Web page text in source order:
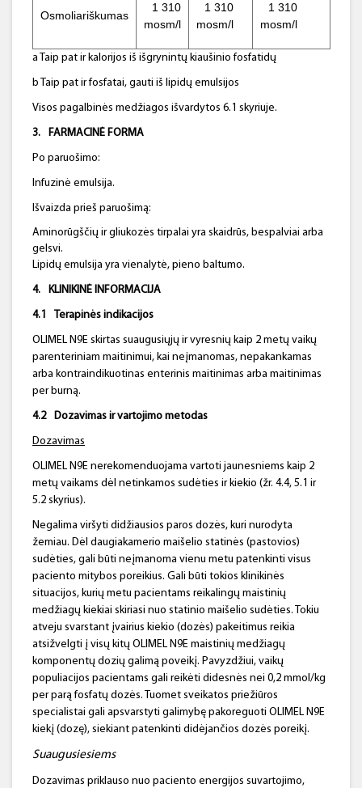
Osmoliariškumas
1 310
mosm/l
1 310
mosm/l
1 310
mosm/l
a Taip pat ir kalorijos iš išgrynintų kiaušinio fosfatidų
b Taip pat ir fosfatai, gauti iš lipidų emulsijos
Visos pagalbinės medžiagos išvardytos 6.1 skyriuje.
3. FARMACINĖ FORMA
Po paruošimo:
Infuzinė emulsija.
Išvaizda prieš paruošimą:
Aminorūgščių ir gliukozės tirpalai yra skaidrūs, bespalviai arba
gelsvi.
Lipidų emulsija yra vienalytė, pieno baltumo.
4. KLINIKINĖ INFORMACIJA
4.1 Terapinės indikacijos
OLIMEL N9E skirtas suaugusiųjų ir vyresnių kaip 2 metų vaikų
parenteriniam maitinimui, kai neįmanomas, nepakankamas
arba kontraindikuotinas enterinis maitinimas arba maitinimas
per burną.
4.2 Dozavimas ir vartojimo metodas
Dozavimas
OLIMEL N9E nerekomenduojama vartoti jaunesniems kaip 2
metų vaikams dėl netinkamos sudėties ir kiekio (žr. 4.4, 5.1 ir
5.2 skyrius).
Negalima viršyti didžiausios paros dozės, kuri nurodyta
žemiau. Dėl daugiakamerio maišelio statinės (pastovios)
sudėties, gali būti neįmanoma vienu metu patenkinti visus
paciento mitybos poreikius. Gali būti tokios klinikinės
situacijos, kurių metu pacientams reikalingų maistinių
medžiagų kiekiai skiriasi nuo statinio maišelio sudėties. Tokiu
atveju svarstant įvairius kiekio (dozės) pakeitimus reikia
atsižvelgti į visų kitų OLIMEL N9E maistinių medžiagų
komponentų dozių galimą poveikį. Pavyzdžiui, vaikų
populiacijos pacientams gali reikėti didesnės nei 0,2 mmol/kg
per parą fosfatų dozės. Tuomet sveikatos priežiūros
specialistai gali apsvarstyti galimybę pakoreguoti OLIMEL N9E
kiekį (dozę), siekiant patenkinti didėjančios dozės poreikį.
Suaugusiesiems
Dozavimas priklauso nuo paciento energijos suvartojimo,